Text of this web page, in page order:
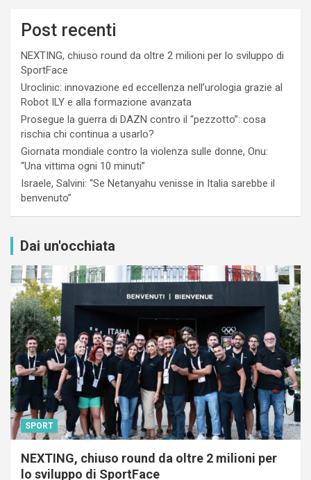
Post recenti
NEXTING, chiuso round da oltre 2 milioni per lo sviluppo di
SportFace
Uroclinic: innovazione ed eccellenza nell’urologia grazie al
Robot ILY e alla formazione avanzata
Prosegue la guerra di DAZN contro il “pezzotto”: cosa
rischia chi continua a usarlo?
Giornata mondiale contro la violenza sulle donne, Onu:
“Una vittima ogni 10 minuti”
Israele, Salvini: “Se Netanyahu venisse in Italia sarebbe il
benvenuto”
Dai un'occhiata
SPORT
NEXTING, chiuso round da oltre 2 milioni per
lo sviluppo di SportFace